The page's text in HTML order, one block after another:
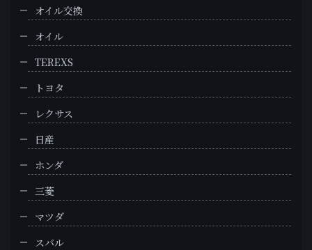
オイル交換
オイル
TEREXS
トヨタ
レクサス
日産
ホンダ
三菱
マツダ
スバル